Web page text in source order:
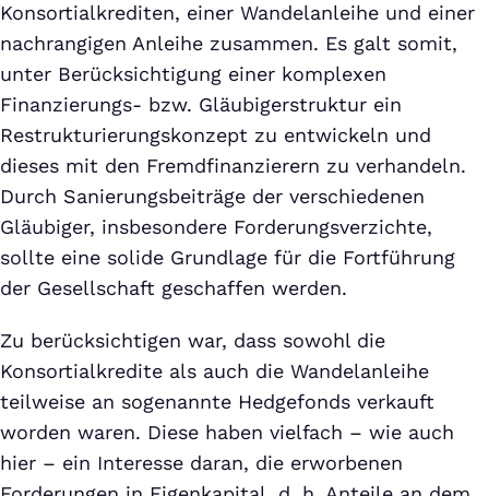
Konsortialkrediten, einer Wandelanleihe und einer
nachrangigen Anleihe zusammen. Es galt somit,
unter Berücksichtigung einer komplexen
Finanzierungs- bzw. Gläubigerstruktur ein
Restrukturierungskonzept zu entwickeln und
dieses mit den Fremdfinanzierern zu verhandeln.
Durch Sanierungsbeiträge der verschiedenen
Gläubiger, insbesondere Forderungsverzichte,
sollte eine solide Grundlage für die Fortführung
der Gesellschaft geschaffen werden.
Zu berücksichtigen war, dass sowohl die
Konsortialkredite als auch die Wandelanleihe
teilweise an sogenannte Hedgefonds verkauft
worden waren. Diese haben vielfach – wie auch
hier – ein Interesse daran, die erworbenen